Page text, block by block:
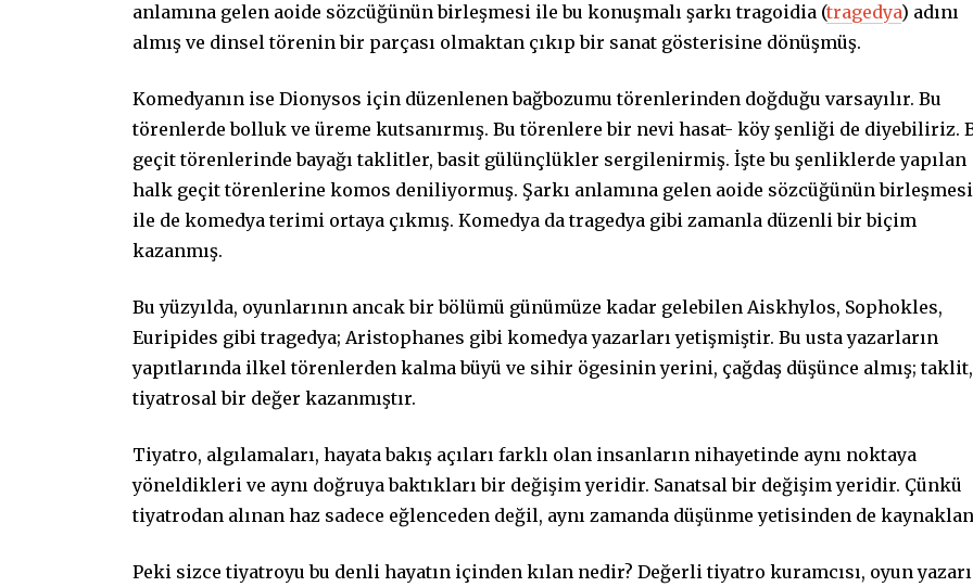
anlamına gelen aoide sözcüğünün birleşmesi ile bu konuşmalı şarkı tragoidia (tragedya) adını
almış ve dinsel törenin bir parçası olmaktan çıkıp bir sanat gösterisine dönüşmüş.
Komedyanın ise Dionysos için düzenlenen bağbozumu törenlerinden doğduğu varsayılır. Bu
törenlerde bolluk ve üreme kutsanırmış. Bu törenlere bir nevi hasat- köy şenliği de diyebiliriz.
geçit törenlerinde bayağı taklitler, basit gülünçlükler sergilenirmiş. İşte bu şenliklerde yapılan
halk geçit törenlerine komos deniliyormuş. Şarkı anlamına gelen aoide sözcüğünün birleşmesi
ile de komedya terimi ortaya çıkmış. Komedya da tragedya gibi zamanla düzenli bir biçim
kazanmış.
Bu yüzyılda, oyunlarının ancak bir bölümü günümüze kadar gelebilen Aiskhylos, Sophokles,
Euripides gibi tragedya; Aristophanes gibi komedya yazarları yetişmiştir. Bu usta yazarların
yapıtlarında ilkel törenlerden kalma büyü ve sihir ögesinin yerini, çağdaş düşünce almış; taklit,
tiyatrosal bir değer kazanmıştır.
Tiyatro, algılamaları, hayata bakış açıları farklı olan insanların nihayetinde aynı noktaya
yöneldikleri ve aynı doğruya baktıkları bir değişim yeridir. Sanatsal bir değişim yeridir. Çünkü
tiyatrodan alınan haz sadece eğlenceden değil, aynı zamanda düşünme yetisinden de
Peki sizce tiyatroyu bu denli hayatın içinden kılan nedir? Değerli tiyatro kuramcısı, oyun yazarı